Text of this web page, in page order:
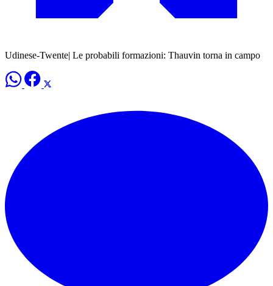
Udinese-Twente| Le probabili formazioni: Thauvin torna in campo